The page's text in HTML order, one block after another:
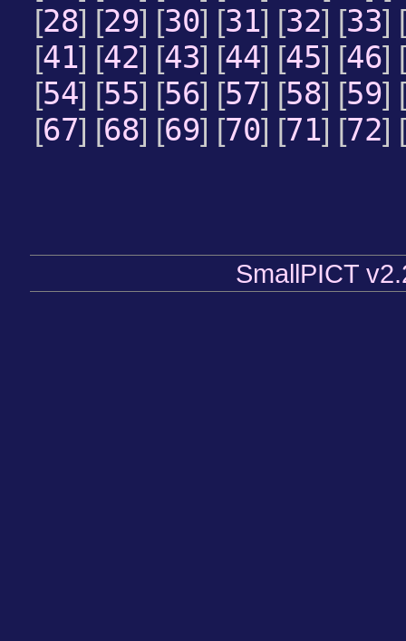
[28] [29] [30] [31] [32] [33] [
[41] [42] [43] [44] [45] [46] [
[54] [55] [56] [57] [58] [59] [
[67] [68] [69] [70] [71] [72] [
SmallPICT